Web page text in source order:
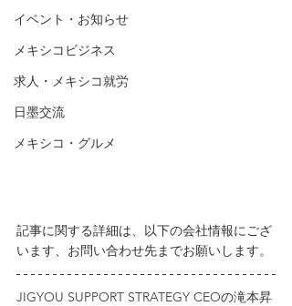
イベント・お知らせ
メキシコビジネス
求人・メキシコ就労
日墨交流
メキシコ・グルメ
記事に関する詳細は、以下の会社情報にござ
います、お問い合わせ先までお願いします。
JIGYOU SUPPORT STRATEGY CEOの滝本昇